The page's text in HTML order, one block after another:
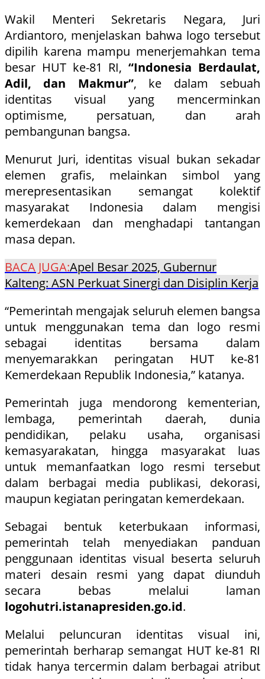
Wakil Menteri Sekretaris Negara, Juri
Ardiantoro, menjelaskan bahwa logo tersebut
dipilih karena mampu menerjemahkan tema
besar HUT ke-81 RI,“Indonesia Berdaulat,
Adil, dan Makmur”, ke dalam sebuah
identitas visual yang mencerminkan
optimisme, persatuan, dan arah
pembangunan bangsa.
Menurut Juri, identitas visual bukan sekadar
elemen grafis, melainkan simbol yang
merepresentasikan semangat kolektif
masyarakat Indonesia dalam mengisi
kemerdekaan dan menghadapi tantangan
masa depan.
BACA JUGA:Apel Besar 2025, Gubernur
Kalteng: ASN Perkuat Sinergi dan Disiplin Kerja
“Pemerintah mengajak seluruh elemen bangsa
untuk menggunakan tema dan logo resmi
sebagai identitas bersama dalam
menyemarakkan peringatan HUT ke-81
Kemerdekaan Republik Indonesia,” katanya.
Pemerintah juga mendorong kementerian,
lembaga, pemerintah daerah, dunia
pendidikan, pelaku usaha, organisasi
kemasyarakatan, hingga masyarakat luas
untuk memanfaatkan logo resmi tersebut
dalam berbagai media publikasi, dekorasi,
maupun kegiatan peringatan kemerdekaan.
Sebagai bentuk keterbukaan informasi,
pemerintah telah menyediakan panduan
penggunaan identitas visual beserta seluruh
materi desain resmi yang dapat diunduh
secara bebas melalui laman
logohutri.istanapresiden.go.id.
Melalui peluncuran identitas visual ini,
pemerintah berharap semangat HUT ke-81 RI
tidak hanya tercermin dalam berbagai atribut